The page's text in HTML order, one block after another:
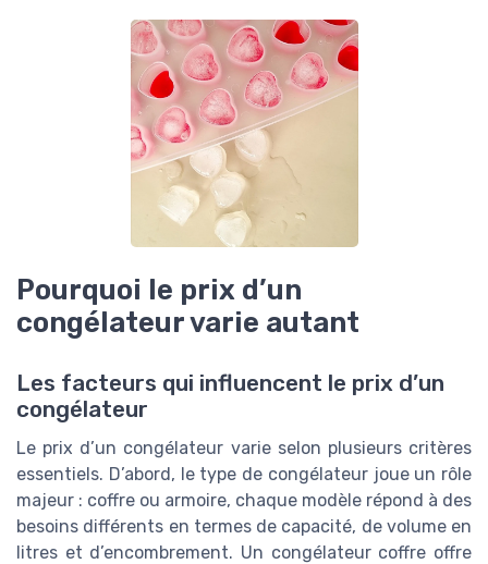
Pourquoi le prix d’un
congélateur varie autant
Les facteurs qui influencent le prix d’un
congélateur
Le prix d’un congélateur varie selon plusieurs critères
essentiels. D’abord, le type de congélateur joue un rôle
majeur : coffre ou armoire, chaque modèle répond à des
besoins différents en termes de capacité, de volume en
litres et d’encombrement. Un congélateur coffre offre